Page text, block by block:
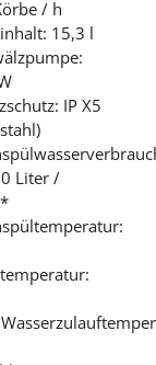
/ h
15,3 l
IP X5
Liter /